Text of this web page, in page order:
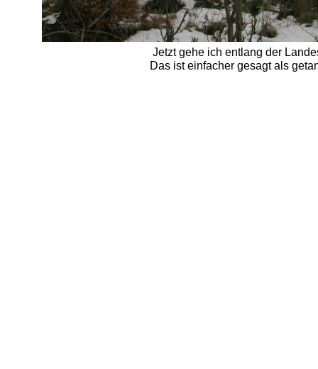
Jetzt gehe ich entlang der
Das ist einfacher gesagt als